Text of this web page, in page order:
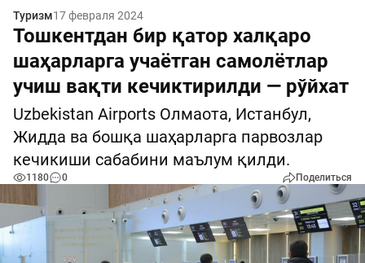
Туризм17 февраля 2024
Тошкентдан бир қатор халқаро
шаҳарларга учаётган самолётлар
учиш вақти кечиктирилди — рўйхат
Uzbekistan Airports Олмаота, Истанбул,
Жидда ва бошқа шаҳарларга парвозлар
кечикиши сабабини маълум қилди.
1180 0 Поделиться